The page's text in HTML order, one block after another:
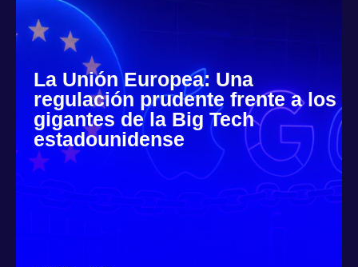
La Unión Europea: Una
regulación prudente frente a los
gigantes de la Big Tech
estadounidense